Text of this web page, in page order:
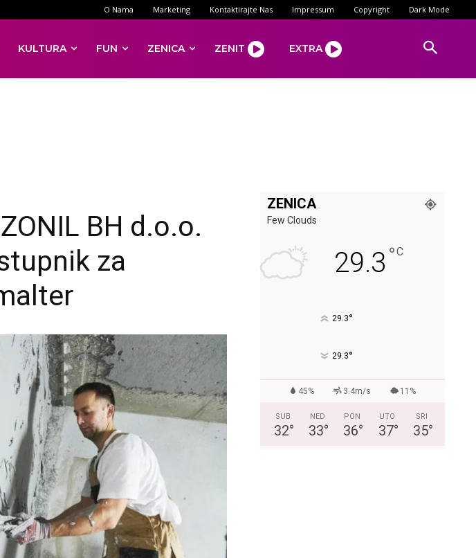
O Nama Marketing Kontaktirajte Nas Impressum Copyright Dark Mode
KULTURA FUN ZENICA ZENIT EXTRA
BH d.o.o.
za
ZENICA
Few Clouds
29.3 °C
29.3°
29.3°
45% 3.4m/s 11%
SUB
32°
NED
33°
PON
36°
UTO
37°
SRI
35°